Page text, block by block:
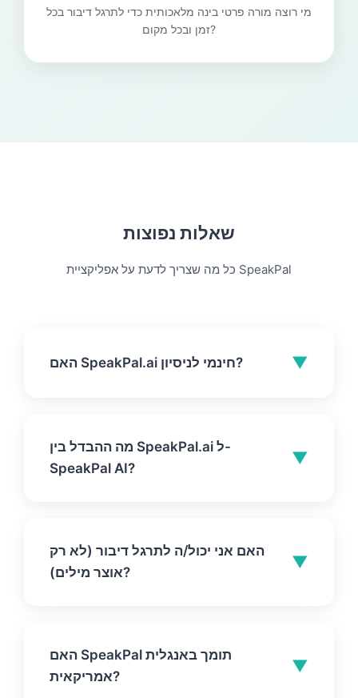
מי רוצה מורה פרטי בינה מלאכותית כדי לתרגל דיבור בכל
זמן ובכל מקום?
שאלות נפוצות
כל מה שצריך לדעת על אפליקציית SpeakPal
האם SpeakPal.ai חינמי לניסיון? ▼
אפליקציית SpeakPal והתחל את מסע הלמידה
מה ההבדל בין SpeakPal.ai ל-
SpeakPal AI?
▼
APP", והפלטפורמה הרשמית היא SpeakPal.ai.
בין אם אתה קורא לזה SpeakPal, SpeakPal AI,
ועוצמתית.
האם אני יכול/ה לתרגל דיבור (לא רק
אוצר מילים)?
▼
ותיקונים בזמן אמת. בשונה מאפליקציות
מסורתיות המתמקדות בזכירה, ה‑AI של
האם SpeakPal תומך באנגלית
אמריקאית?
▼